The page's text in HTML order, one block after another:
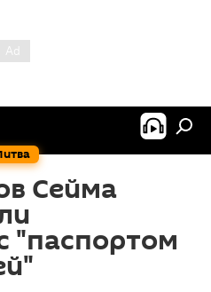
Сейма
"паспортом